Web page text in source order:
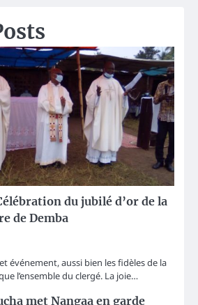
du jubilé d’or de la
de Demba
événement, aussi bien les fidèles de la
l’ensemble du clergé. La joie…
met Nangaa en garde